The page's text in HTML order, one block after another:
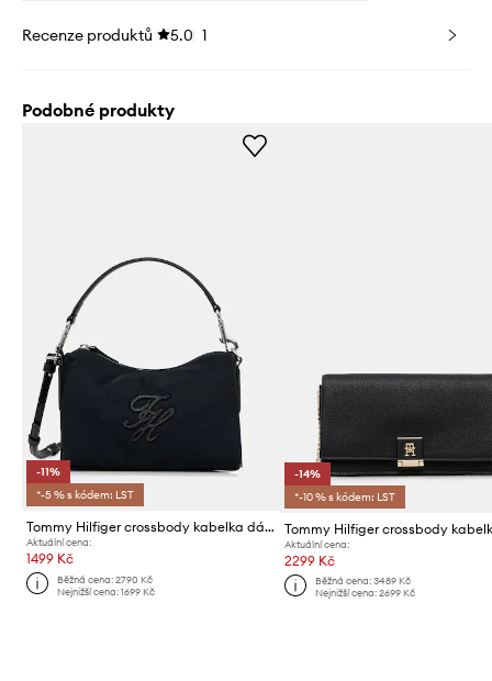
Recenze produktů 5.0 1
Podobné produkty
-11%
*-5 % s kódem: LST
Tommy Hilfiger crossbody kabelka dámská
Aktuální cena:
1499 Kč
Běžná cena:2790 Kč
Nejnižší cena:1699 Kč
-14%
*-10 % s kódem: LST
Aktuální cena:
2299 Kč
Běžná cena: 3489 Kč
Nejnižší cena: 2699 Kč